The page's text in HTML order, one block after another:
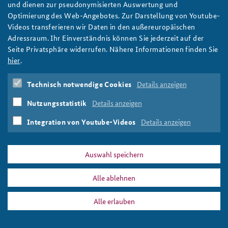
Anfahrt
Freundeskreis
Deutsches Forum Sicherheitspolitik
Arbeitskreis "Junge Sicherheitspolitiker"
Das Sicherheitspolitische Gespräch an der BAKS
Studierendenkonferenz Sicherheitspolitik gestalten
Newsletter-Archiv
Systems: Potentials and Limitations
weiter
Germany ,Autonomous Weapon Systems ,Arms Techology
Arms Control
PRESSE DATENSCHUTZ IMPRESSUM FAQ
Drucken
und dienen zur pseudonymisierten Auswertung und
Optimierung des Web-Angebotes. Zur Darstellung von Youtube-
Videos transferieren wir Daten in den außereuropäischen
Adressraum. Ihr Einverständnis können Sie jederzeit auf der
Seite Privatsphäre widerrufen. Nähere Informationen finden Sie
hier.
Technisch notwendige Cookies Details anzeigen
Nutzungsstatistik Details anzeigen
Integration von Youtube-Videos Details anzeigen
Auswahl speichern
Alle ablehnen
Alle erlauben